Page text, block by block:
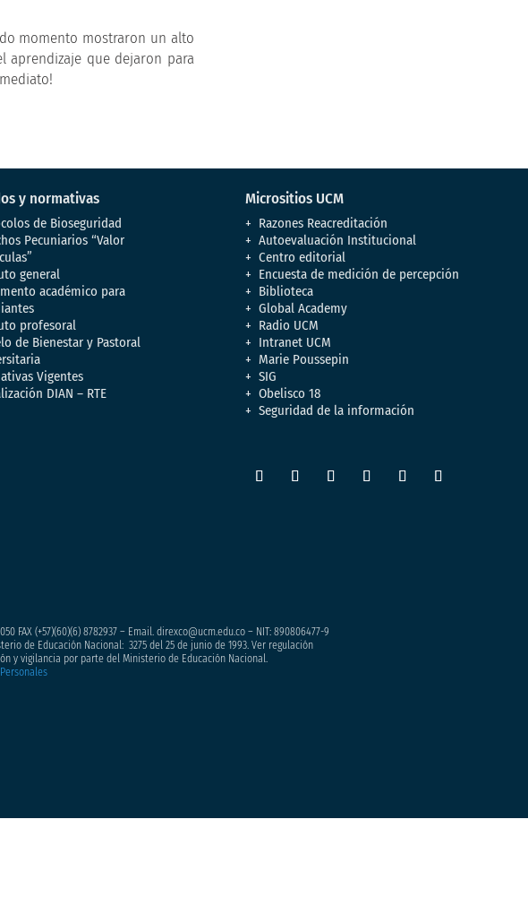
momento mostraron un alto
aprendizaje que dejaron para
y normativas
de Bioseguridad
Pecuniarios “Valor
general
académico para
profesoral
de Bienestar y Pastoral
Vigentes
DIAN – RTE
Micrositios UCM
Razones Reacreditación
Autoevaluación Institucional
Centro editorial
Encuesta de medición de percepción
Biblioteca
Global Academy
Radio UCM
Intranet UCM
Marie Poussepin
SIG
Obelisco 18
Seguridad de la información
FAX (+57)(60)(6) 8782937 – Email. direxco@ucm.edu.co – NIT: 890806477-9
de Educación Nacional: 3275 del 25 de junio de 1993. Ver regulación
y vigilancia por parte del Ministerio de Educación Nacional.